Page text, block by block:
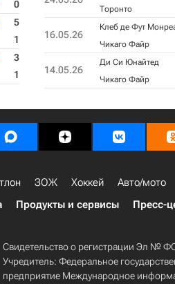
0
5
1
3
1
Торонто
16.05.26
Клеб де Фут
Чикаго Файр
14.05.26
Ди Си Юнайтед
Чикаго Файр
ЗОЖ Хоккей Авто/мото
Продукты и сервисы Пресс-
Свидетельство о регистрации Эл №
Учредитель: Федеральное
предприятие Международное